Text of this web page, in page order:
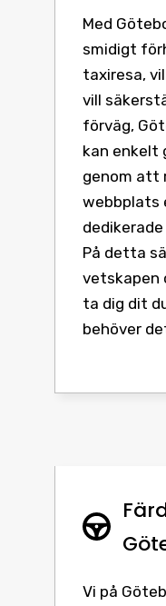
Med
smidigt
taxiresa,
vill
förväg,
kan enkelt
genom att
webbplats
På detta
vetskapen
ta dig dit
behöver
Vi på